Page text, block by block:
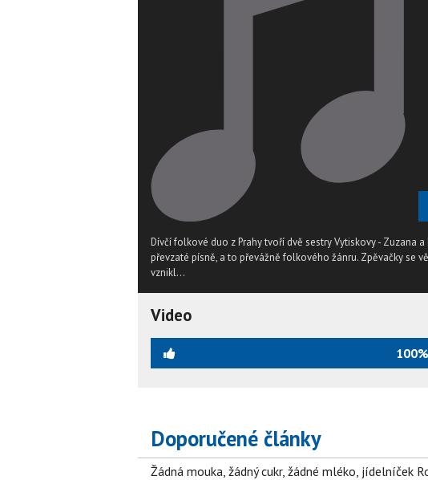
Dívčí folkové duo z Prahy tvoří dvě sestry Vytiskovy - Zuzana
převzaté písně, a to převážně folkového žánru. Zpěvačky se
vznikl...
Video
100%
Doporučené články
Žádná mouka, žádný cukr, žádné mléko, jídelníček